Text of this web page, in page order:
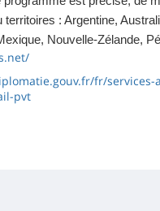
territoires : Argentine,
Nouvelle-Zélande,
fr/
pvt